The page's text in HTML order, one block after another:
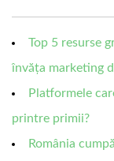
Top 5 resurse
învăța marketing
Platformele
printre primii?
România